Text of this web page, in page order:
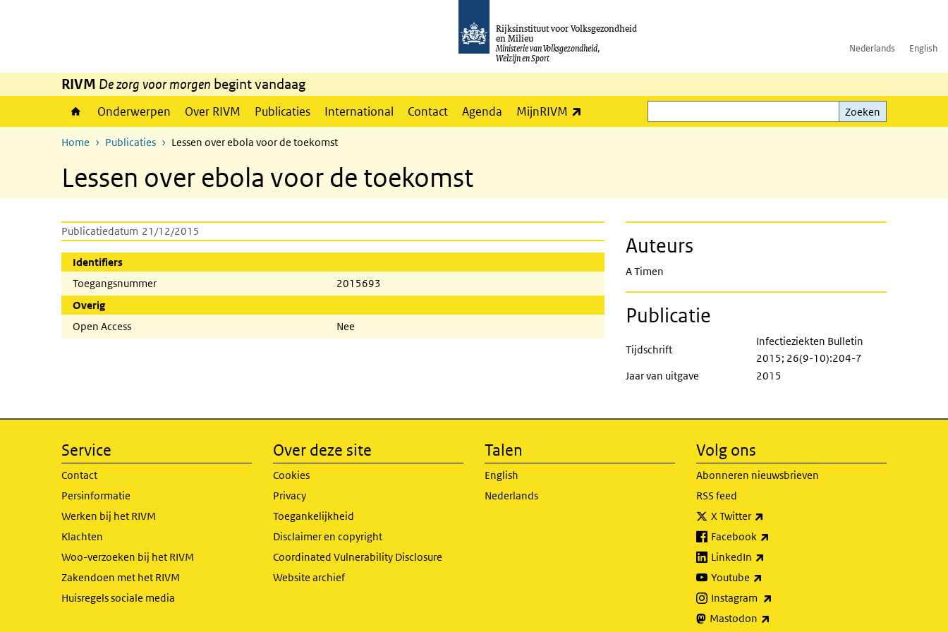
Rijksinstituut voor Volksgezondheid
en Milieu
Ministerie van Volksgezondheid,
Welzijn en Sport
Nederlands English
RIVM De zorg voor morgen begint vandaag
Onderwerpen Over RIVM Publicaties International Contact Agenda MijnRIVM
Zoeken
Zoeken
Home Publicaties Lessen over ebola voor de toekomst
Lessen over ebola voor de toekomst
Publicatiedatum 21/12/2015
Identifiers
Toegangsnummer
2015693
Overig
Open Access
Nee
Auteurs
A Timen
Publicatie
Tijdschrift
Infectieziekten Bulletin
2015; 26(9-10):204-7
Jaar van uitgave
2015
Service
Contact
Persinformatie
Werken bij het RIVM
Klachten
Woo-verzoeken bij het RIVM
Zakendoen met het RIVM
Huisregels sociale media
Over deze site
Cookies
Privacy
Toegankelijkheid
Disclaimer en copyright
Coordinated Vulnerability Disclosure
Website archief
Talen
English
Nederlands
Volg ons
Abonneren nieuwsbrieven
RSS feed
X Twitter
Facebook
LinkedIn
Youtube
Instagram
Mastodon